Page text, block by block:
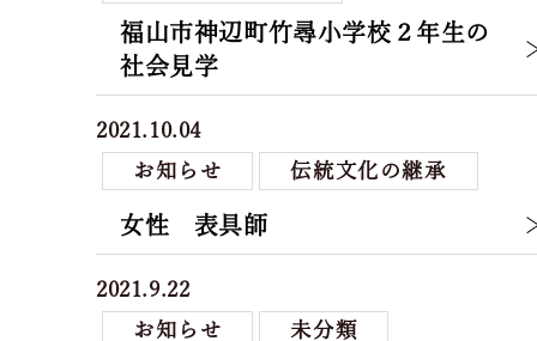
福山市神辺町竹尋小学校２年生の
社会見学
2021.10.04
お知らせ
伝統文化の継承
女性 表具師
2021.9.22
お知らせ
未分類